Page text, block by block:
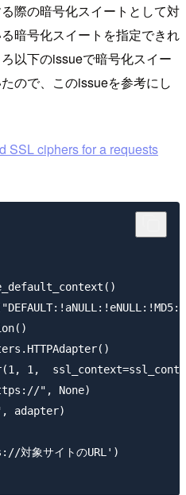
際の暗号化スイートとして対
暗号化スイートを指定できれ
以下のissueで暗号化スイー
ので、このissueを参考にし
SSL ciphers for a requests
1,
", None)
adapter)
象サイトのURL')